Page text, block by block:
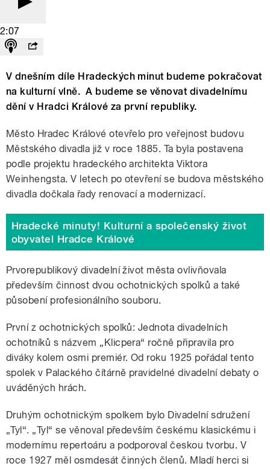
2:07
V dnešním díle Hradeckých minut budeme pokračovat
na kulturní vlně. A budeme se věnovat divadelnímu
dění v Hradci Králové za první republiky.
Město Hradec Králové otevřelo pro veřejnost budovu
Městského divadla již v roce 1885. Ta byla postavena
podle projektu hradeckého architekta Viktora
Weinhengsta. V letech po otevření se budova městského
divadla dočkala řady renovací a modernizací.
Hradecké minuty! Kulturní a společenský život
obyvatel Hradce Králové
Prvorepublikový divadelní život města ovlivňovala
především činnost dvou ochotnických spolků a také
působení profesionálního souboru.
První z ochotnických spolků: Jednota divadelních
ochotníků s názvem „Klicpera“ ročně připravila pro
diváky kolem osmi premiér. Od roku 1925 pořádal tento
spolek v Palackého čítárně pravidelné divadelní debaty o
uváděných hrách.
Druhým ochotnickým spolkem bylo Divadelní sdružení
„Tyl“. „Tyl“ se věnoval především českému klasickému i
modernímu repertoáru a podporoval českou tvorbu. V
roce 1927 měl osmdesát činných členů. Mladí herci si